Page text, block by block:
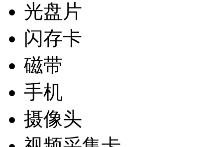
光盘片
闪存卡
磁带
手机
摄像头